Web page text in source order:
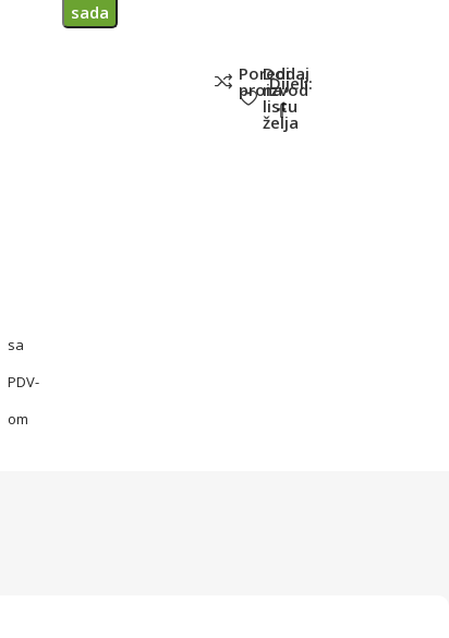
sa
PDV-
om
sada
Poredi
proizvod
Dodaj
na
listu
želja
Dijeli: